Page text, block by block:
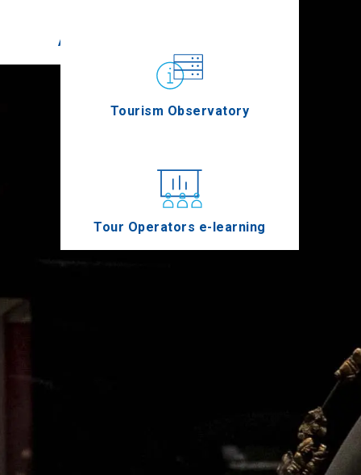
Agion Oros
Tourism Observatory
Tour Operators e-learning